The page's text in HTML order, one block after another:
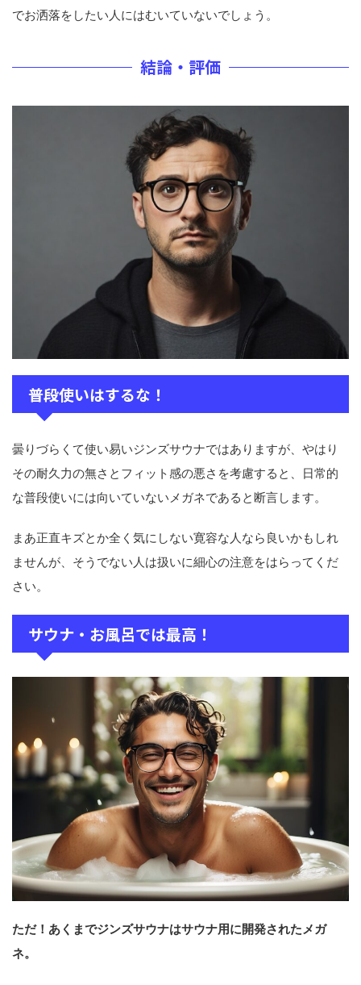
でお洒落をしたい人にはむいていないでしょう。
結論・評価
普段使いはするな！
曇りづらくて使い易いジンズサウナではありますが、やはり
その耐久力の無さとフィット感の悪さを考慮すると、日常的
な普段使いには向いていないメガネであると断言します。
まあ正直キズとか全く気にしない寛容な人なら良いかもしれ
ませんが、そうでない人は扱いに細心の注意をはらってくだ
さい。
サウナ・お風呂では最高！
ただ！あくまでジンズサウナはサウナ用に開発されたメガ
ネ。